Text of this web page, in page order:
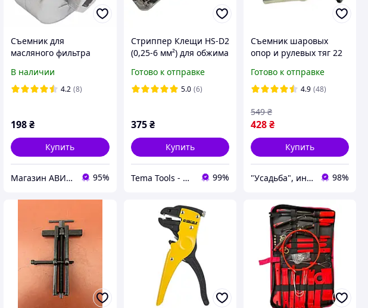
Съемник для
масляного фильтра
гр.) S-WG7414 SATRA
В наличии
4.2 (8)
198₴
Купить
Магазин АВИНС автоинструмент для СТО 95%
Стриппер Клещи HS-D2
(0,25-6 мм²) для обжима
проводов
Готово к отправке
5.0 (6)
375 ₴
Купить
Tema Tools - магазин електромонтажної продукції 99%
Съемник шаровых
опор и рулевых тяг 22
Готово к отправке
4.9 (48)
428₴
549 ₴
Купить
"Усадьба", интернет-магазин 98%